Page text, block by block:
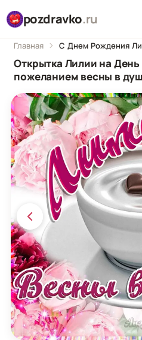
pozdravko.ru
Главная С Днем Рождения
Открытка Лилии на
пожеланием весны в